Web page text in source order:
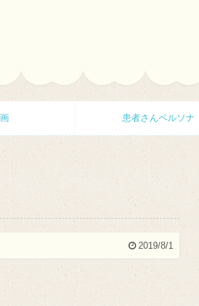
患者さんペルソナ
2019/8/1